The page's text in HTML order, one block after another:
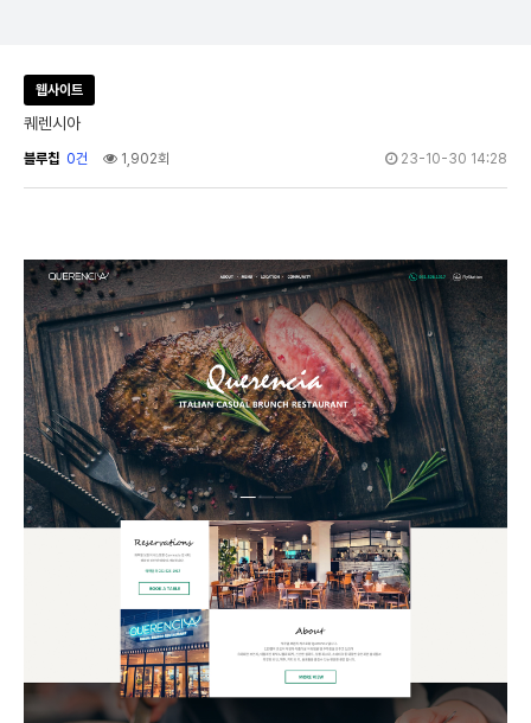
웹사이트
퀘렌시아
블루칩 0건 1,902회 23-10-30 14:28